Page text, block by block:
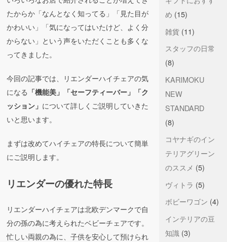
たからか「なんとなく知ってる」「見た目が
かわいい」「気になってはいたけど、よく分
からない」という声をいただくことも多くな
ってきました。
今回の記事では、リエンダーハイチェアの気
になる 「機能美」「セーフティーバー」「ク
ッション」 について詳しくご説明していきた
いと思います。
まずは改めてハイチェアの特長について簡単
にご説明します。
リエンダーの優れた特長
リエンダーハイチェアは北欧デンマークで自
分の孫の為に考えられたベビーチェアです。
忙しい両親の為に、子供を安心して預けられ
め (15)
雑貨(11)
スタッフの日常
(8)
KARIMOKU
NEW
STANDARD
(8)
コヤナギのイン
テリアグリーン
のススメ (5)
ヴィトラ (5)
ボビーワゴン (4)
インテリアの豆
知識 (3)